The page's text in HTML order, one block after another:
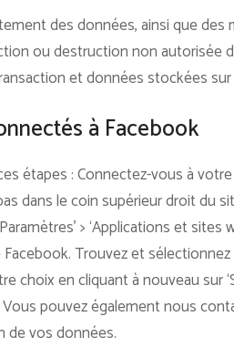
des données, ainsi que des
ou destruction non autorisée
et données stockées
à Facebook
étapes : Connectez-vous à
dans le coin supérieur droit du
> ‘Applications et sites
Trouvez et
choix en cliquant à nouveau sur
pouvez également nous
de vos données.